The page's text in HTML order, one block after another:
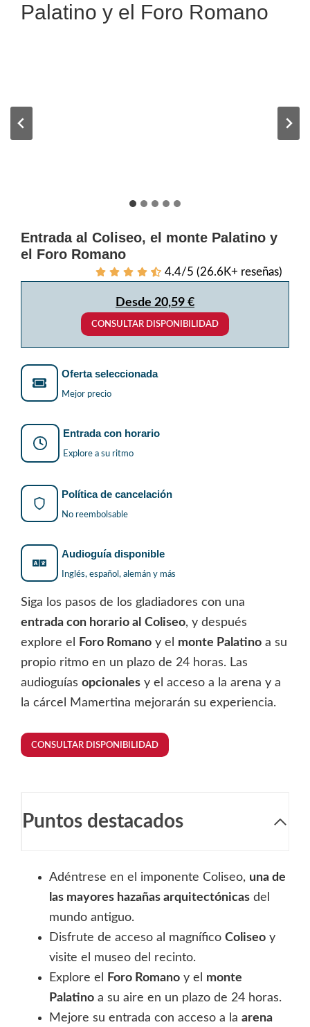
ROMANO
Palatino y el Foro Romano
Entrada al Coliseo, el monte Palatino y
el Foro Romano
4.4/5 (26.6K+ reseñas)
Desde 20,59 €
CONSULTAR DISPONIBILIDAD
Oferta seleccionada
Mejor precio
Entrada con horario
Explore a su ritmo
Política de cancelación
No reembolsable
Audioguía disponible
Inglés, español, alemán y más
Siga los pasos de los gladiadores con una
entrada con horario al Coliseo, y después
explore el
Foro Romano y el monte Palatino a su
propio ritmo en un plazo de 24 horas. Las
audioguías opcionales y el acceso a la arena y a
la cárcel Mamertina mejorarán su experiencia.
CONSULTAR DISPONIBILIDAD
Puntos destacados
Adéntrese en el imponente Coliseo, una de
las mayores hazañas arquitectónicas del
mundo antiguo.
Disfrute de acceso al magnífico Coliseo y
visite el museo del recinto.
Explore el
Foro Romano y el monte
Palatino a su aire en un plazo de 24 horas.
Mejore su entrada con acceso a la arena